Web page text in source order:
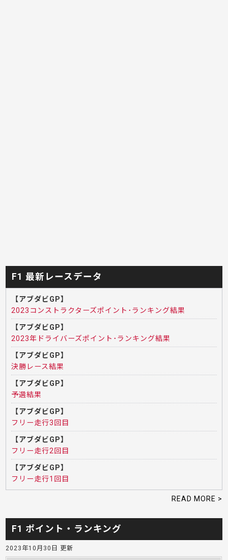
F1 最新レースデータ
【アブダビGP】
2023コンストラクターズポイント･ランキング結果
【アブダビGP】
2023年ドライバーズポイント･ランキング結果
【アブダビGP】
決勝レース結果
【アブダビGP】
予選結果
【アブダビGP】
フリー走行3回目
【アブダビGP】
フリー走行2回目
【アブダビGP】
フリー走行1回目
READ MORE >
F1 ポイント・ランキング
2023年10月30日 更新